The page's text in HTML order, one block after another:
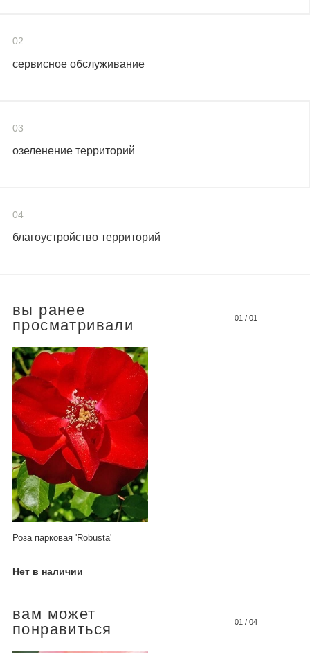
02
сервисное обслуживание
03
озеленение территорий
04
благоустройство территорий
вы ранее
просматривали
01 / 01
Роза парковая 'Robusta'
Нет в наличии
вам может
понравиться
01 / 04